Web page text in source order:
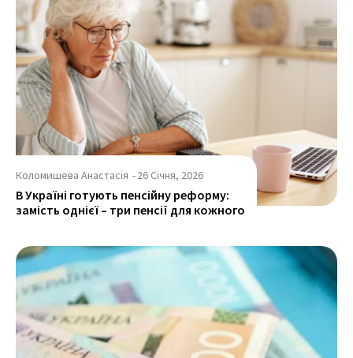
Коломишева Анастасія -26 Січня, 2026
В Україні готують пенсійну реформу:
замість однієї – три пенсії для кожного